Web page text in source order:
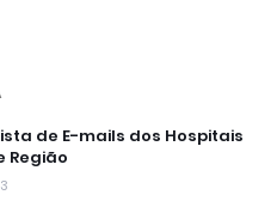
de E-mails dos Hospitais
Região